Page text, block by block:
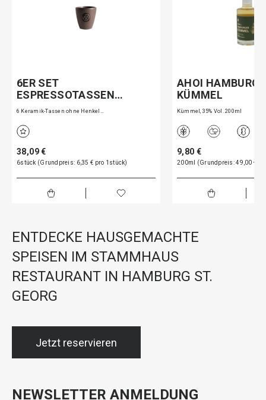
6ER SET
ESPRESSOTASSEN…
6 Keramik-Tassen ohne Henkel…
38,09 €
6stück (Grundpreis: 6,35 € pro 1stück)
AHOI
KÜMMEL
Kümmel, 35% Vol. 200ml
9,80 €
200ml (Grundpreis: 49,00 €
ENTDECKE HAUSGEMACHTE
SPEISEN IM STAMMHAUS
RESTAURANT IN HAMBURG ST.
GEORG
Jetzt reservieren
NEWSLETTER ANMELDUNG